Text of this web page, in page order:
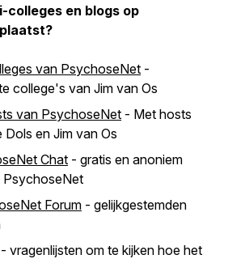
colleges en blogs op
van PsychoseNet -
college's van Jim van Os
van PsychoseNet - Met hosts
Dols en Jim van Os
Chat - gratis en anoniem
Forum - gelijkgestemden
- vragenlijsten om te kijken hoe het